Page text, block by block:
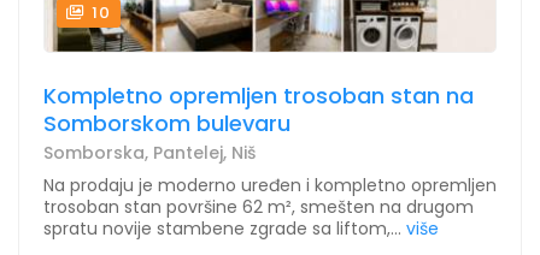
10
Kompletno opremljen trosoban stan na
Somborskom bulevaru
Somborska, Pantelej, Niš
Na prodaju je moderno uređen i kompletno opremljen
trosoban stan površine 62 m², smešten na drugom
spratu novije stambene zgrade sa liftom,... više